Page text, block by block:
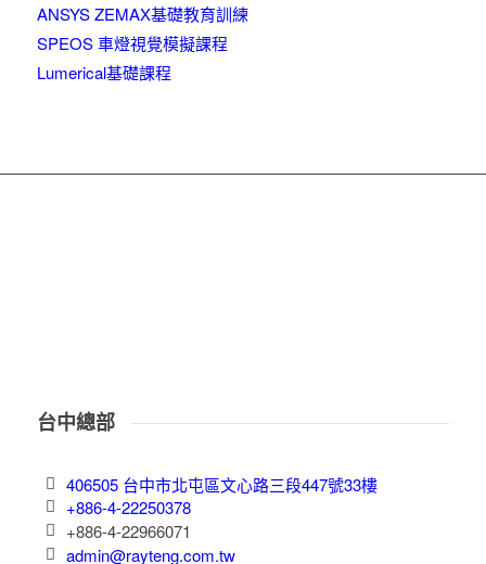
ANSYS ZEMAX基礎教育訓練
SPEOS 車燈視覺模擬課程
Lumerical基礎課程
台中總部
406505 台中市北屯區文心路三段447號33樓
+886-4-22250378
+886-4-22966071
admin@rayteng.com.tw